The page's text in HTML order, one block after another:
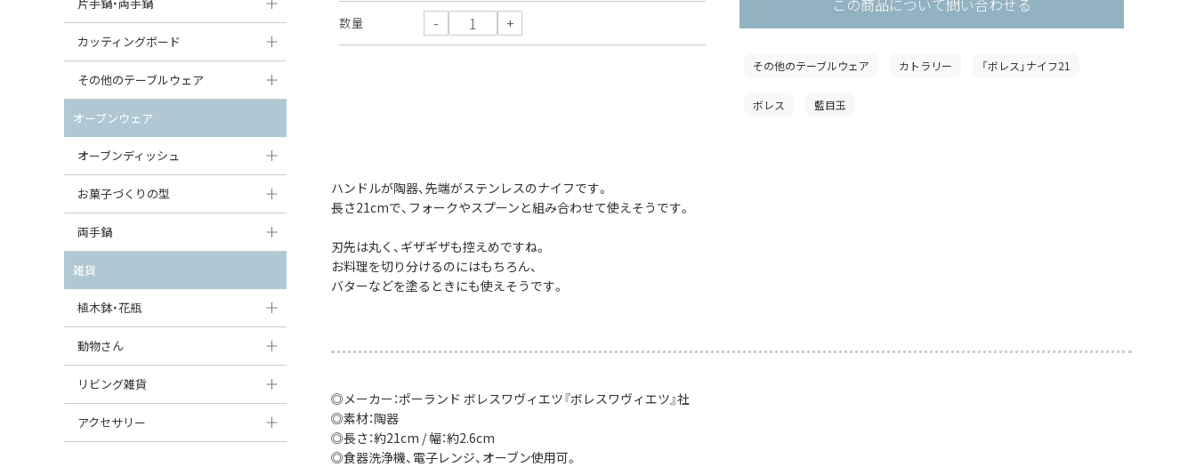
数量
その他のテーブルウェア カトラリー 「ボレス」ナイフ21
ボレス 藍目玉
ハンドルが陶器、先端がステンレスのナイフです。
長さ21cmで、フォークやスプーンと組み合わせて使えそうです。
刃先は丸く、ギザギザも控えめですね。
お料理を切り分けるのにはもちろん、
バターなどを塗るときにも使えそうです。
◎メーカー：ポーランド ボレスワヴィエツ『ボレスワヴィエツ』社
◎素材：陶器
◎長さ：約21cm / 幅：約2.6cm
◎食器洗浄機、電子レンジ、オーブン使用可。
丸皿
スープ皿
ダルマプレート
たまご型プレート
ハート型プレート
変形プレート
分割ディッシュ
すべて見る
丸鉢・どんぶり・ボウル
茶碗
オーバルボウル
ハートボウル
葉っぱ型ボウル
りんご型ボウル
いちご型ボウル
星型ボウル
スープカップ
つぼ
ガーリックポット
オニオンキャニスター
ガーリックキャニスター
チーズケース
バターディッシュ
六角形ポット
ボトル
すべて見る
ソースパン（片手鍋）
スープチュリーン
カッティングボード
角型カッティングボード
丸型カッティングボード
すべて見る
その他のテーブルウェア
調味料入れ
グレイヴィーボート
エッグカップ
ケーキスタンド
カトラリー
はしおき・カトラリーレスト
オーブンウェア
オーブンディッシュ
大型（24cm〜）
中型（18〜24cm）
スクエアオーブンディッシュ
オーバルオーブンディッシュ
すべて見る
お菓子づくりの型
パウンド型
マフィン型
すべて見る
両手鍋
チュリーン
キャセロール
すべて見る
雑貨
植木鉢・花瓶
植木鉢
花瓶
動物さん
フィギュア・置物
貯金箱
リビング雑貨
スツール
アクセサリー